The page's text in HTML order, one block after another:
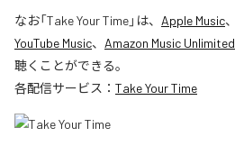
なお「Take Your Time」は、 Apple Music、
YouTube Music、 Amazon Music Unlimited
聴くことができる。
各配信サービス： Take Your Time